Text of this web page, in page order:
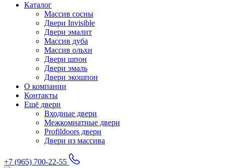
Каталог
Массив сосны
Двери Invisible
Двери эмалит
Массив дуба
Массив ольхи
Двери шпон
Двери эмаль
Двери экошпон
О компании
Контакты
Ещё двери
Входные двери
Межкомнатные двери
Profildoors двери
Двери из массива
+7 (965) 700-22-55